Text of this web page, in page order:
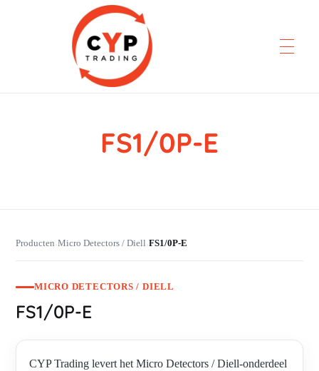
FS1/0P-E
Producten›Micro Detectors / Diell›FS1/0P-E
MICRO DETECTORS / DIELL
FS1/0P-E
CYP Trading levert het Micro Detectors / Diell-onderdeel